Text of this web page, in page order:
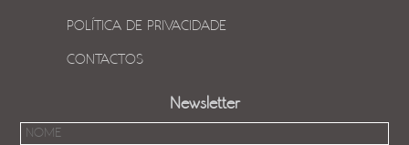
POLÍTICA DE PRIVACIDADE
CONTACTOS
Newsletter